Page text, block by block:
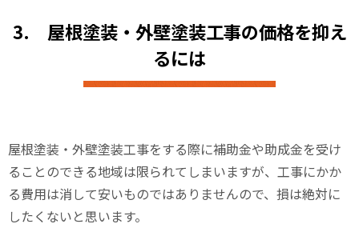
3. 屋根塗装・外壁塗装工事の価格を抑え
るには
屋根塗装・外壁塗装工事をする際に補助金や助成金を受け
ることのできる地域は限られてしまいますが、工事にかか
る費用は消して安いものではありませんので、損は絶対に
したくないと思います。